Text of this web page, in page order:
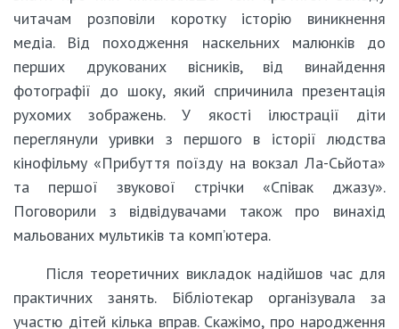
читачам розповіли коротку історію виникнення
медіа. Від походження наскельних малюнків до
перших друкованих вісників, від винайдення
фотографії до шоку, який спричинила презентація
рухомих зображень. У якості ілюстрації діти
переглянули уривки з першого в історії людства
кінофільму «Прибуття поїзду на вокзал Ла-Сьйота»
та першої звукової стрічки «Співак джазу».
Поговорили з відвідувачами також про винахід
мальованих мультиків та комп’ютера.
Після теоретичних викладок надійшов час для
практичних занять. Бібліотекар організувала за
участю дітей кілька вправ. Скажімо, про народження